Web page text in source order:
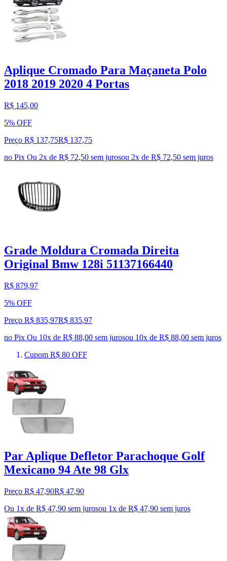
Aplique Cromado Para Maçaneta Polo
2018 2019 2020 4 Portas
R$ 145,00
5% OFF
Preço R$ 137,75R$ 137,75
no Pix Ou 2x de R$ 72,50 sem jurosou 2x de R$ 72,50 sem juros
Grade Moldura Cromada Direita
Original Bmw 128i 51137166440
R$ 879,97
5% OFF
Preço R$ 835,97R$ 835,97
no Pix Ou 10x de R$ 88,00 sem jurosou 10x de R$ 88,00 sem juros
Cupom R$ 80 OFF
Par Aplique Defletor Parachoque Golf
Mexicano 94 Ate 98 Glx
Preço R$ 47,90R$ 47,90
Ou 1x de R$ 47,90 sem jurosou 1x de R$ 47,90 sem juros